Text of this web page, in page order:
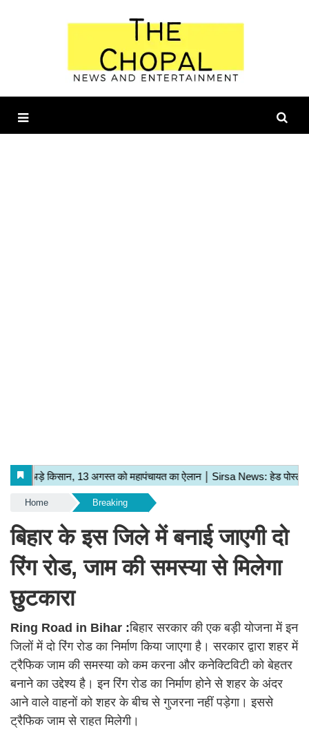
Home Breaking
बिहार के इस जिले में बनाई जाएगी दो
रिंग रोड, जाम की समस्या से मिलेगा
छुटकारा
Ring Road in Bihar :बिहार सरकार की एक बड़ी योजना में इन
जिलों में दो रिंग रोड का निर्माण किया जाएगा है। सरकार द्वारा शहर में
ट्रैफिक जाम की समस्या को कम करना और कनेक्टिविटी को बेहतर
बनाने का उद्देश्य है। इन रिंग रोड का निर्माण होने से शहर के अंदर
आने वाले वाहनों को शहर के बीच से गुजरना नहीं पड़ेगा। इससे
ट्रैफिक जाम से राहत मिलेगी।